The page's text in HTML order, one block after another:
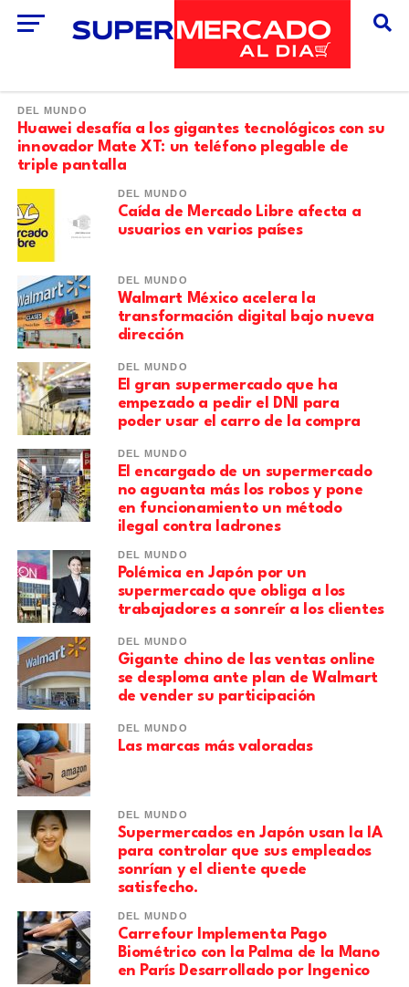
DEL MUNDO
Huawei desafía a los gigantes tecnológicos con su
innovador Mate XT: un teléfono plegable de
triple pantalla
DEL MUNDO
Caída de Mercado Libre afecta a
usuarios en varios países
DEL MUNDO
Walmart México acelera la
transformación digital bajo nueva
dirección
DEL MUNDO
El gran supermercado que ha
empezado a pedir el DNI para
poder usar el carro de la compra
DEL MUNDO
El encargado de un supermercado
no aguanta más los robos y pone
en funcionamiento un método
ilegal contra ladrones
DEL MUNDO
Polémica en Japón por un
supermercado que obliga a los
trabajadores a sonreír a los clientes
DEL MUNDO
Gigante chino de las ventas online
se desploma ante plan de Walmart
de vender su participación
DEL MUNDO
Las marcas más valoradas
DEL MUNDO
Supermercados en Japón usan la IA
para controlar que sus empleados
sonrían y el cliente quede
satisfecho.
DEL MUNDO
Carrefour Implementa Pago
Biométrico con la Palma de la Mano
en París Desarrollado por Ingenico